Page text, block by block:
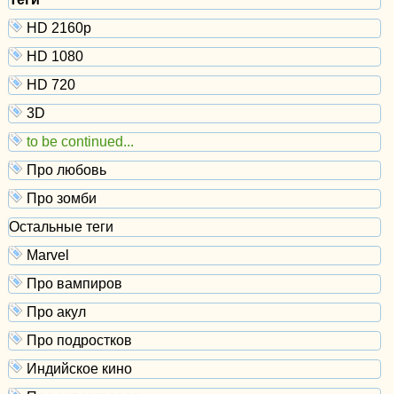
HD 2160р
HD 1080
HD 720
3D
to be continued...
Про любовь
Про зомби
Остальные теги
Marvel
Про вампиров
Про акул
Про подростков
Индийское кино